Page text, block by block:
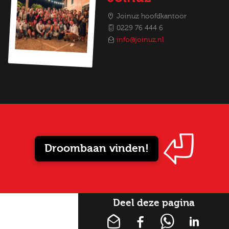
Joinuz hoofdkantoor
0229 76 444 6
info@joinuz.nl
Droombaan vinden!
Deel deze pagina